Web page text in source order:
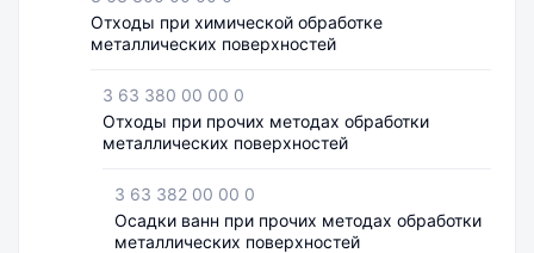
Отходы при химической обработке
металлических поверхностей
3 63 380 00 00 0
Отходы при прочих методах обработки
металлических поверхностей
3 63 382 00 00 0
Осадки ванн при прочих методах обработки
металлических поверхностей